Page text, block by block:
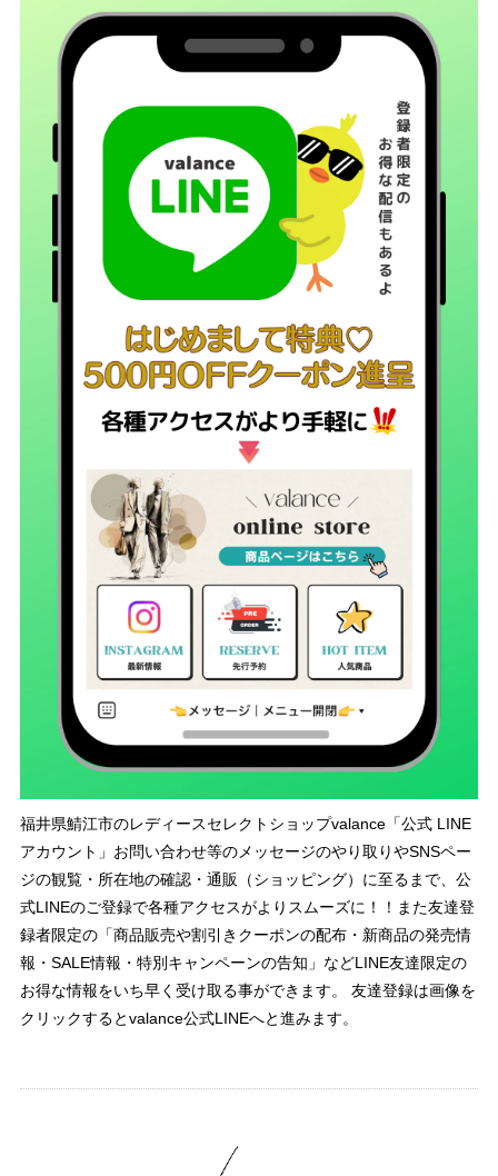
福井県鯖江市のレディースセレクトショップvalance「公式 LINE
アカウント」お問い合わせ等のメッセージのやり取りやSNSペー
ジの観覧・所在地の確認・通販（ショッピング）に至るまで、公
式LINEのご登録で各種アクセスがよりスムーズに！！また友達登
録者限定の「商品販売や割引きクーポンの配布・新商品の発売情
報・SALE情報・特別キャンペーンの告知」などLINE友達限定の
お得な情報をいち早く受け取る事ができます。 友達登録は画像を
クリックするとvalance公式LINEへと進みます。